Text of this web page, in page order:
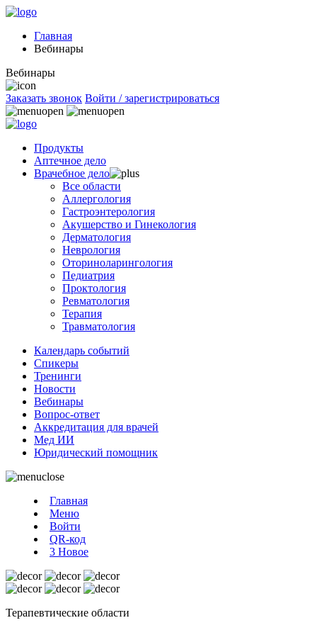
Главная
Вебинары
Вебинары
Заказать звонок Войти / зарегистрироваться
Продукты
Аптечное дело
Врачебное дело
Все области
Аллергология
Гастроэнтерология
Акушерство и Гинекология
Дерматология
Неврология
Оториноларингология
Педиатрия
Проктология
Ревматология
Терапия
Травматология
Календарь событий
Спикеры
Тренинги
Новости
Вебинары
Вопрос-ответ
Аккредитация для врачей
Мед ИИ
Юридический помощник
Главная
Меню
Войти
QR-код
3 Новое
Терапевтические области